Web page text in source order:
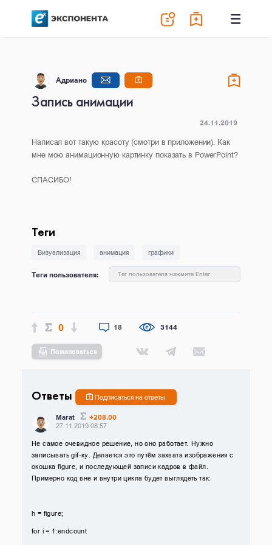
Адриано
Запись анимации
24.11.2019
Написал вот такую красоту (смотри в приложении). Как
мне мою анимационную картинку показать в PowerPoint?
СПАСИБО!
Теги
Визуализация анимация графики
Теги пользователя: Тег пользователя нажмите Enter
0 18 3144
Пожаловаться
Ответы Подписаться на ответы
Marat +208.00
27.11.2019 08:57
Не самое очевидное решение, но оно работает. Нужно
записывать gif-ку. Делается это путём захвата изображения с
окошка figure, и последующей записи кадров в файл.
Примерно код вне и внутри цикла будет выглядеть так:
h = figure;
for i = 1:endcount